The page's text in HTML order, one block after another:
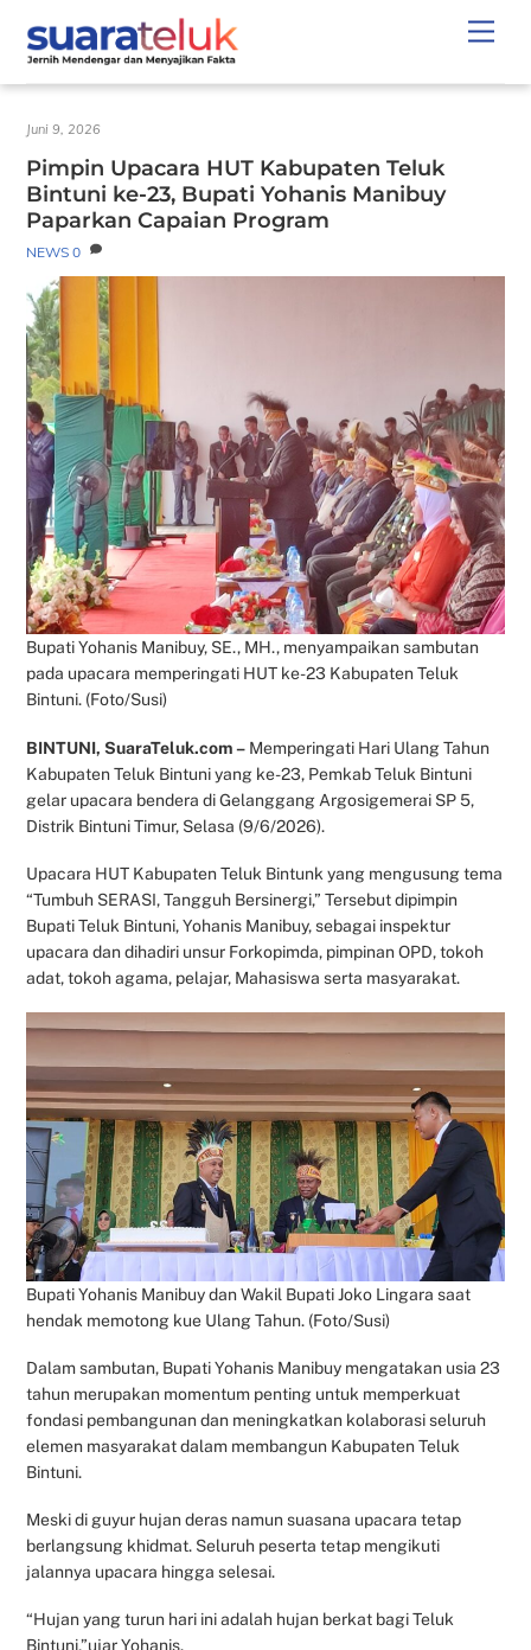
content
Juni 9, 2026
Pimpin Upacara HUT Kabupaten Teluk
Bintuni ke-23, Bupati Yohanis Manibuy
Paparkan Capaian Program
NEWS 0
Bupati Yohanis Manibuy, SE., MH., menyampaikan sambutan
pada upacara memperingati HUT ke-23 Kabupaten Teluk
Bintuni. (Foto/Susi)
BINTUNI, SuaraTeluk.com – Memperingati Hari Ulang Tahun
Kabupaten Teluk Bintuni yang ke-23, Pemkab Teluk Bintuni
gelar upacara bendera di Gelanggang Argosigemerai SP 5,
Distrik Bintuni Timur, Selasa (9/6/2026).
Upacara HUT Kabupaten Teluk Bintunk yang mengusung tema
“Tumbuh SERASI, Tangguh Bersinergi,” Tersebut dipimpin
Bupati Teluk Bintuni, Yohanis Manibuy, sebagai inspektur
upacara dan dihadiri unsur Forkopimda, pimpinan OPD, tokoh
adat, tokoh agama, pelajar, Mahasiswa serta masyarakat.
Bupati Yohanis Manibuy dan Wakil Bupati Joko Lingara saat
hendak memotong kue Ulang Tahun. (Foto/Susi)
Dalam sambutan, Bupati Yohanis Manibuy mengatakan usia 23
tahun merupakan momentum penting untuk memperkuat
fondasi pembangunan dan meningkatkan kolaborasi seluruh
elemen masyarakat dalam membangun Kabupaten Teluk
Bintuni.
Meski di guyur hujan deras namun suasana upacara tetap
berlangsung khidmat. Seluruh peserta tetap mengikuti
jalannya upacara hingga selesai.
“Hujan yang turun hari ini adalah hujan berkat bagi Teluk
Bintuni,”ujar Yohanis.